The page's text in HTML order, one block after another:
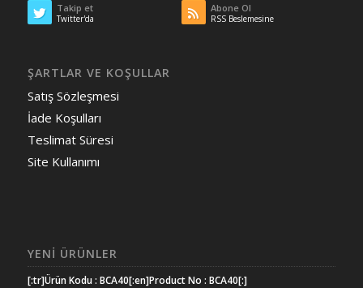
Takip et
Twitter'da
Abone Ol
RSS Beslemesine
ŞARTLAR VE KOŞULLAR
Satış Sözleşmesi
İade Koşulları
Teslimat Süresi
Site Kullanımı
YENI ÜRÜNLER
[:tr]Ürün Kodu : BCA40[:en]Product No : BCA40[:]